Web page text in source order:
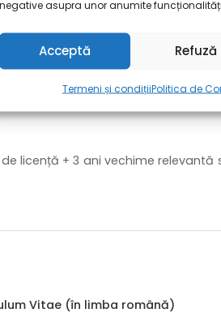
negative asupra unor anumite funcționalități
Acceptă Refuză
Termeni și condițiiPolitica de
licență + 3 ani vechime relevantă
Vitae (în limba română)